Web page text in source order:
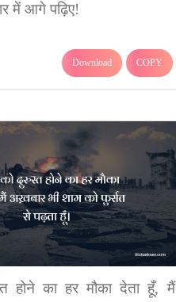
में आगे पढ़िए!
Download COPY
होने का हर मौका देता हूँ, मैं